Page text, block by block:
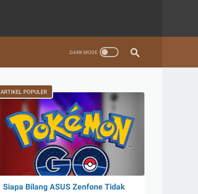
ARTIKEL POPULER
Siapa Bilang ASUS Zenfone Tidak